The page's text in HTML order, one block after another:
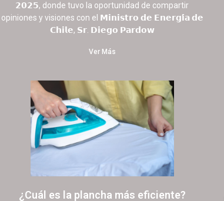
𝟮𝟬𝟮𝟱, donde tuvo la oportunidad de compartir
opiniones y visiones con el 𝗠𝗶𝗻𝗶𝘀𝘁𝗿𝗼 𝗱𝗲 𝗘𝗻𝗲𝗿𝗴𝗶́𝗮 𝗱𝗲
𝗖𝗵𝗶𝗹𝗲, 𝗦𝗿. 𝗗𝗶𝗲𝗴𝗼 𝗣𝗮𝗿𝗱𝗼𝘄
Ver Más
¿Cuál es la plancha más eficiente?